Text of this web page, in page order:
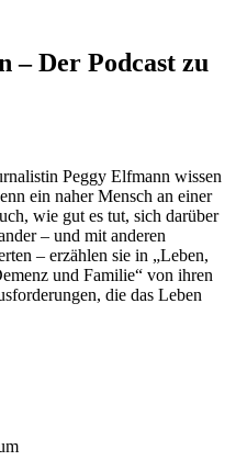
– Der Podcast zu
Peggy Elfmann wissen
ein naher Mensch an einer
wie gut es tut, sich darüber
– und mit anderen
– erzählen sie in „Leben,
und Familie“ von ihren
die das Leben